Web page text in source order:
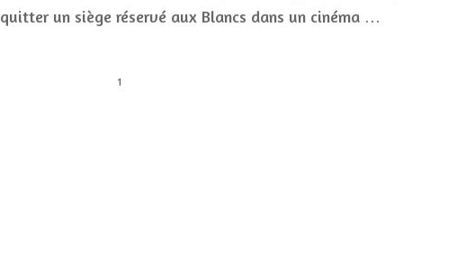
quitter un siège réservé aux Blancs dans un cinéma …
1